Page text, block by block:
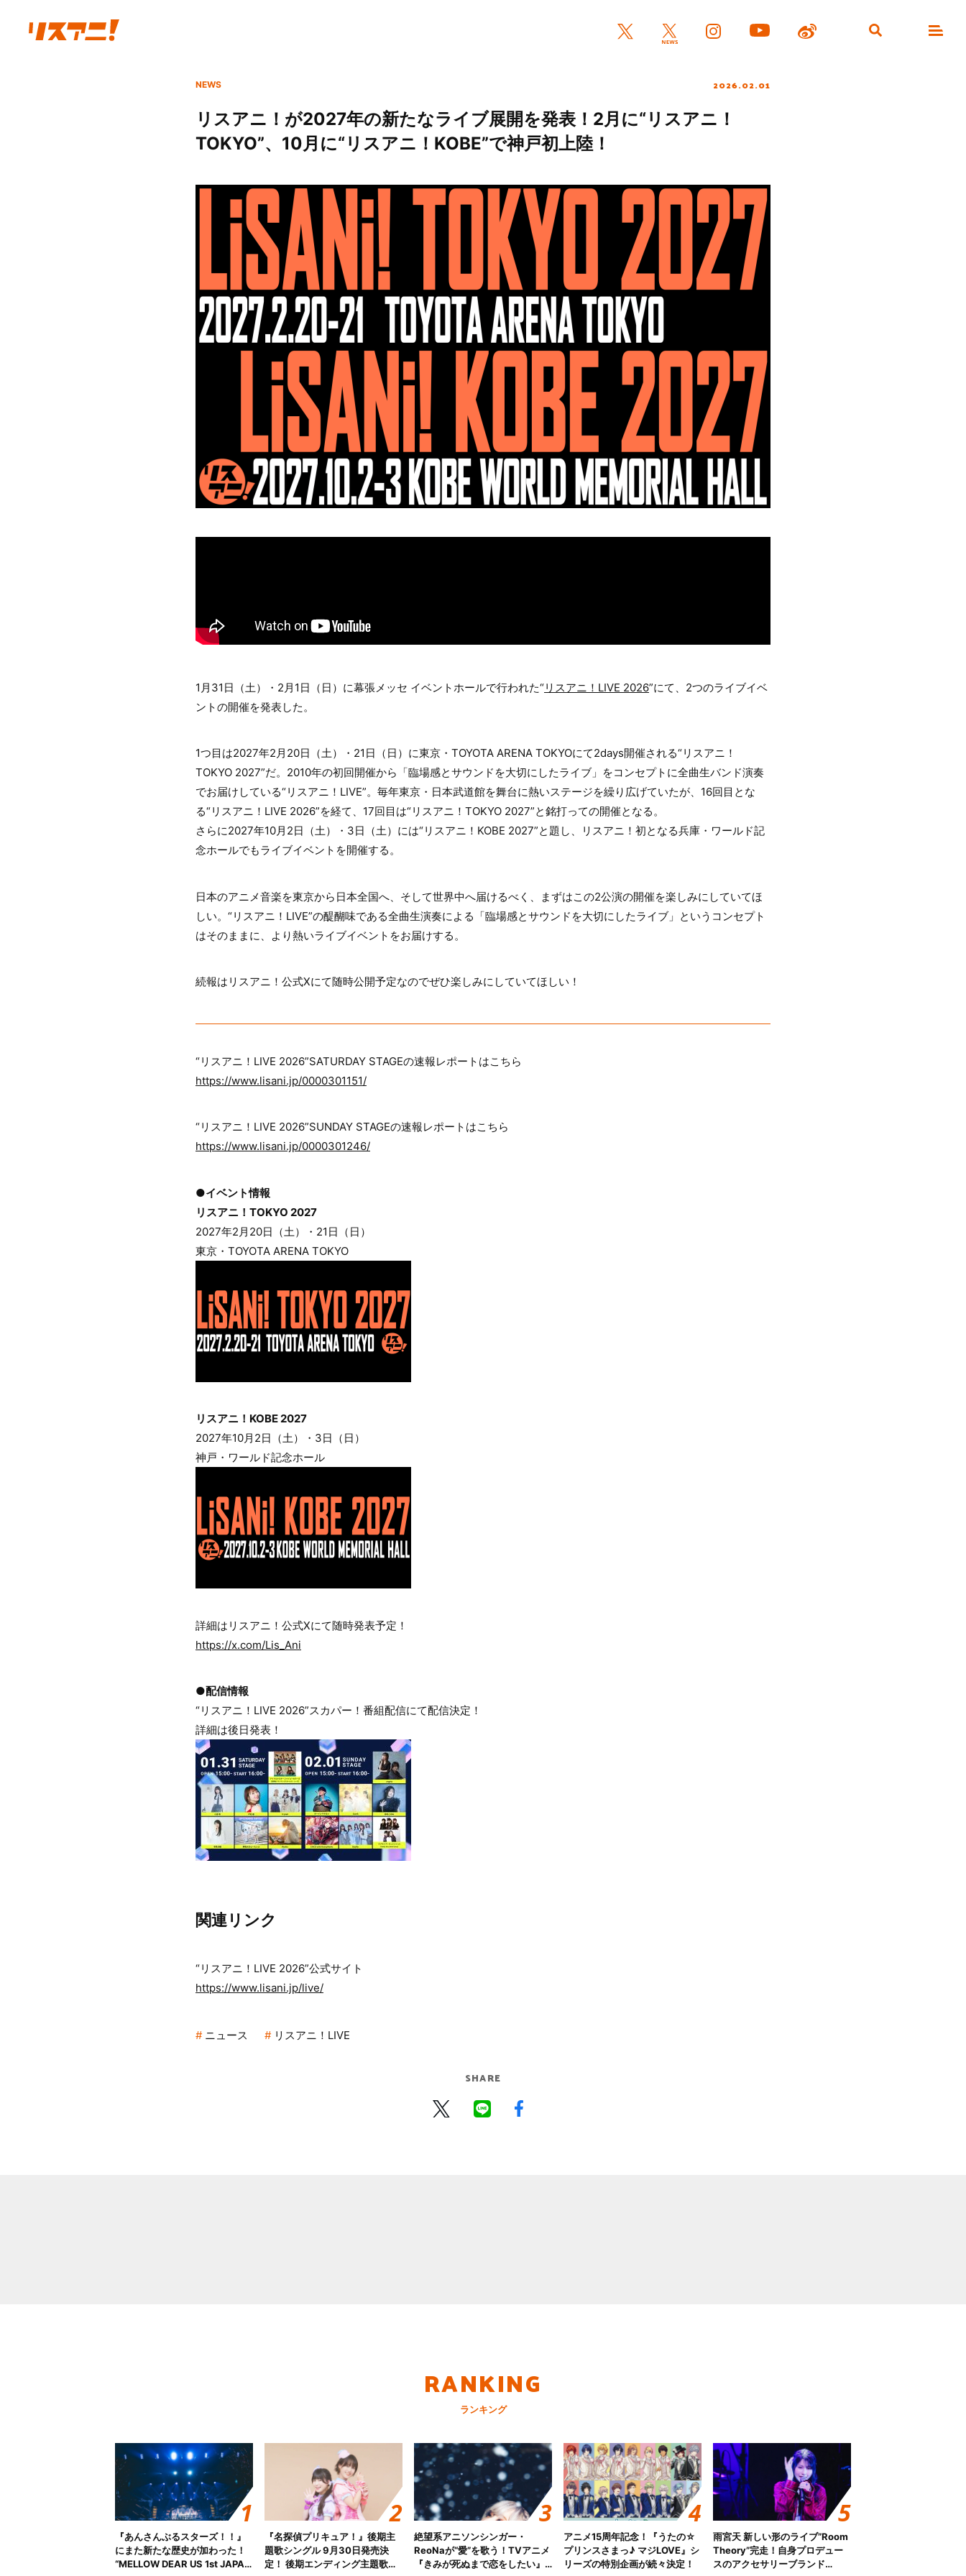
NEWS 2026.02.01
リスアニ！が2027年の新たなライブ展開を発表！2月に“リスアニ！
TOKYO”、10月に“リスアニ！KOBE”で神戸初上陸！
1月31日（土）・2月1日（日）に幕張メッセ イベントホールで行われた“リスアニ！LIVE 2026”にて、2つのライブイベ
ントの開催を発表した。
1つ目は2027年2月20日（土）・21日（日）に東京・TOYOTA ARENA TOKYOにて2days開催される“リスアニ！
TOKYO 2027”だ。2010年の初回開催から「臨場感とサウンドを大切にしたライブ」をコンセプトに全曲生バンド演奏
でお届けしている“リスアニ！LIVE”。毎年東京・日本武道館を舞台に熱いステージを繰り広げていたが、16回目とな
る“リスアニ！LIVE 2026”を経て、17回目は“リスアニ！TOKYO 2027”と銘打っての開催となる。
さらに2027年10月2日（土）・3日（土）には“リスアニ！KOBE 2027”と題し、リスアニ！初となる兵庫・ワールド記
念ホールでもライブイベントを開催する。
日本のアニメ音楽を東京から日本全国へ、そして世界中へ届けるべく、まずはこの2公演の開催を楽しみにしていてほ
しい。“リスアニ！LIVE”の醍醐味である全曲生演奏による「臨場感とサウンドを大切にしたライブ」というコンセプト
はそのままに、より熱いライブイベントをお届けする。
続報はリスアニ！公式Xにて随時公開予定なのでぜひ楽しみにしていてほしい！
“リスアニ！LIVE 2026”SATURDAY STAGEの速報レポートはこちら
https://www.lisani.jp/0000301151/
“リスアニ！LIVE 2026”SUNDAY STAGEの速報レポートはこちら
https://www.lisani.jp/0000301246/
●イベント情報
リスアニ！TOKYO 2027
2027年2月20日（土）・21日（日）
東京・TOYOTA ARENA TOKYO
リスアニ！KOBE 2027
2027年10月2日（土）・3日（日）
神戸・ワールド記念ホール
詳細はリスアニ！公式Xにて随時発表予定！
https://x.com/Lis_Ani
●配信情報
“リスアニ！LIVE 2026”スカパー！番組配信にて配信決定！
詳細は後日発表！
関連リンク
“リスアニ！LIVE 2026”公式サイト
https://www.lisani.jp/live/
ニュース リスアニ！LIVE
SHARE
RANKING
ランキング
『あんさんぶるスターズ！！』
にまた新たな歴史が加わった！
“MELLOW DEAR US 1st JAPAN
『名探偵プリキュア！』後期主
題歌シングル 9月30日発売決
定！ 後期エンディング主題歌
絶望系アニソンシンガー・
ReoNaが“愛”を歌う！TVアニメ
『きみが死ぬまで恋をしたい』
アニメ15周年記念！『うたの☆
プリンスさまっ♪ マジLOVE』シ
リーズの特別企画が続々決定！
雨宮天 新しい形のライブ”Room
Theory”完走！自身プロデュー
スのアクセサリーブランド